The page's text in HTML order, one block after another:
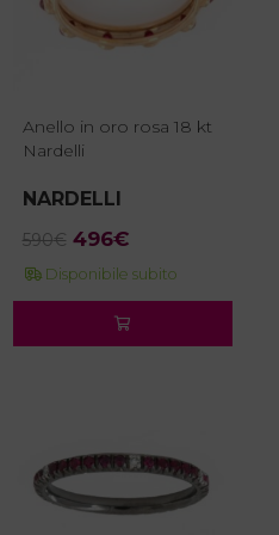
Anello in oro rosa 18 kt
Nardelli
NARDELLI
590€ Il
prezzo
590€.
496€Il
prezzo
è:
496€.
Disponibile subito